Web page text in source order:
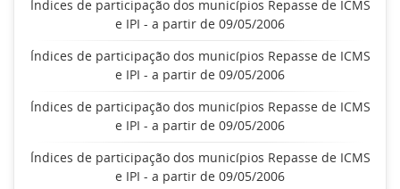
Índices de participação dos municípios Repasse de ICMS
e IPI - a partir de 09/05/2006
Índices de participação dos municípios Repasse de ICMS
e IPI - a partir de 09/05/2006
Índices de participação dos municípios Repasse de ICMS
e IPI - a partir de 09/05/2006
Índices de participação dos municípios Repasse de ICMS
e IPI - a partir de 09/05/2006